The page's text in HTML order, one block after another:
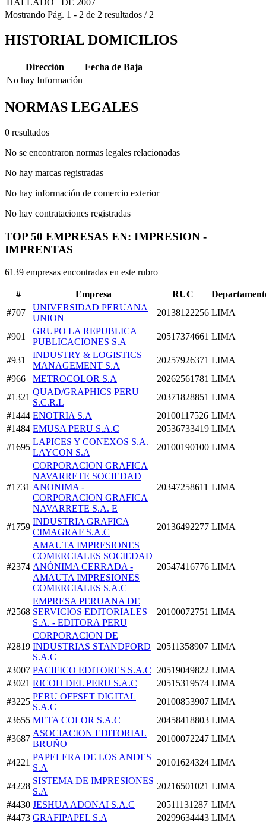
HALLADO DE 2007
Mostrando Pág. 1 - 2 de 2 resultados / 2
HISTORIAL DOMICILIOS
Dirección
Fecha de Baja
No hay Información
NORMAS LEGALES
0 resultados
No se encontraron normas legales relacionadas
No hay marcas registradas
No hay información de comercio exterior
No hay contrataciones registradas
TOP 50 EMPRESAS EN: IMPRESION -
IMPRENTAS
6139 empresas encontradas en este rubro
# Empresa RUC
#707
UNIVERSIDAD PERUANA
UNION
20138122256 LIMA
#901
GRUPO LA REPUBLICA
PUBLICACIONES S.A
20517374661 LIMA
#931
INDUSTRY & LOGISTICS
MANAGEMENT S.A
20257926371 LIMA
#966
METROCOLOR S.A 20262561781 LIMA
#1321
QUAD/GRAPHICS PERU
S.C.R.L
20371828851 LIMA
#1444 ENOTRIA S.A 20100117526 LIMA
#1484 EMUSA PERU S.A.C 20536733419 LIMA
#1695
LAPICES Y CONEXOS S.A.
LAYCON S.A
20100190100 LIMA
#1731
CORPORACION GRAFICA
NAVARRETE SOCIEDAD
ANONIMA -
CORPORACION GRAFICA
NAVARRETE S.A. E
20347258611 LIMA
#1759
INDUSTRIA GRAFICA
CIMAGRAF S.A.C
20136492277 LIMA
#2374
AMAUTA IMPRESIONES
COMERCIALES SOCIEDAD
ANÓNIMA CERRADA -
AMAUTA IMPRESIONES
COMERCIALES S.A.C
20547416776 LIMA
#2568
EMPRESA PERUANA DE
SERVICIOS EDITORIALES
S.A. - EDITORA PERU
20100072751 LIMA
#2819
CORPORACION DE
INDUSTRIAS STANDFORD
S.A.C
20511358907 LIMA
#3007 PACIFICO EDITORES S.A.C 20519049822 LIMA
#3021 RICOH DEL PERU S.A.C 20515319574 LIMA
#3225
PERU OFFSET DIGITAL
S.A.C
20100853907 LIMA
#3655 META COLOR S.A.C 20458418803 LIMA
#3687
ASOCIACION EDITORIAL
BRUÑO
20100072247 LIMA
#4221
PAPELERA DE LOS ANDES
S.A
20101624324 LIMA
#4228
SISTEMA DE IMPRESIONES
S.A
20216501021 LIMA
#4430 JESHUA ADONAI S.A.C 20511131287 LIMA
#4473 GRAFIPAPEL S.A 20299634443 LIMA